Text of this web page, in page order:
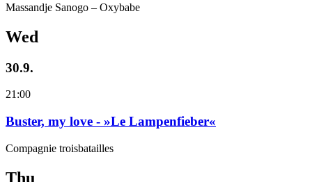
Massandje Sanogo – Oxybabe
Wed
30.9.
21:00
Buster, my love - »Le Lampenfieber«
Compagnie troisbatailles
Thu